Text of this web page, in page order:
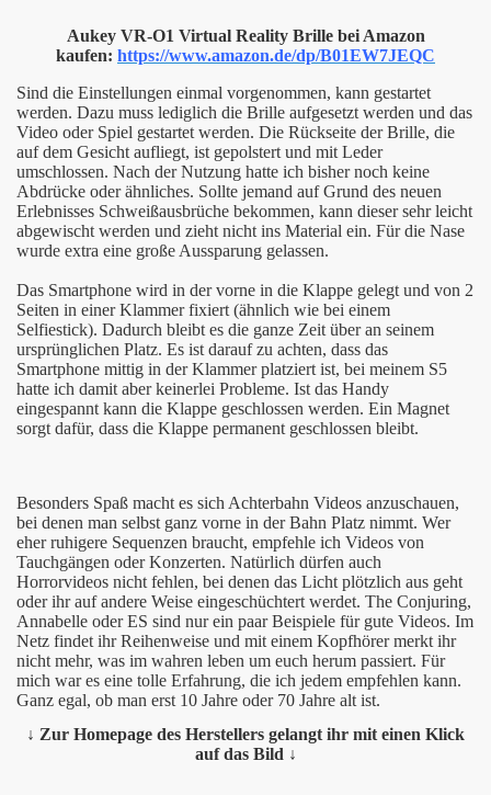
Aukey VR-O1 Virtual Reality Brille bei Amazon
kaufen: https://www.amazon.de/dp/B01EW7JEQC
Sind die Einstellungen einmal vorgenommen, kann gestartet
werden. Dazu muss lediglich die Brille aufgesetzt werden und das
Video oder Spiel gestartet werden. Die Rückseite der Brille, die
auf dem Gesicht aufliegt, ist gepolstert und mit Leder
umschlossen. Nach der Nutzung hatte ich bisher noch keine
Abdrücke oder ähnliches. Sollte jemand auf Grund des neuen
Erlebnisses Schweißausbrüche bekommen, kann dieser sehr leicht
abgewischt werden und zieht nicht ins Material ein. Für die Nase
wurde extra eine große Aussparung gelassen.
Das Smartphone wird in der vorne in die Klappe gelegt und von 2
Seiten in einer Klammer fixiert (ähnlich wie bei einem
Selfiestick). Dadurch bleibt es die ganze Zeit über an seinem
ursprünglichen Platz. Es ist darauf zu achten, dass das
Smartphone mittig in der Klammer platziert ist, bei meinem S5
hatte ich damit aber keinerlei Probleme. Ist das Handy
eingespannt kann die Klappe geschlossen werden. Ein Magnet
sorgt dafür, dass die Klappe permanent geschlossen bleibt.
Besonders Spaß macht es sich Achterbahn Videos anzuschauen,
bei denen man selbst ganz vorne in der Bahn Platz nimmt. Wer
eher ruhigere Sequenzen braucht, empfehle ich Videos von
Tauchgängen oder Konzerten. Natürlich dürfen auch
Horrorvideos nicht fehlen, bei denen das Licht plötzlich aus geht
oder ihr auf andere Weise eingeschüchtert werdet. The Conjuring,
Annabelle oder ES sind nur ein paar Beispiele für gute Videos. Im
Netz findet ihr Reihenweise und mit einem Kopfhörer merkt ihr
nicht mehr, was im wahren leben um euch herum passiert. Für
mich war es eine tolle Erfahrung, die ich jedem empfehlen kann.
Ganz egal, ob man erst 10 Jahre oder 70 Jahre alt ist.
↓ Zur Homepage des Herstellers gelangt ihr mit einen Klick
auf das Bild ↓
Empfänger)